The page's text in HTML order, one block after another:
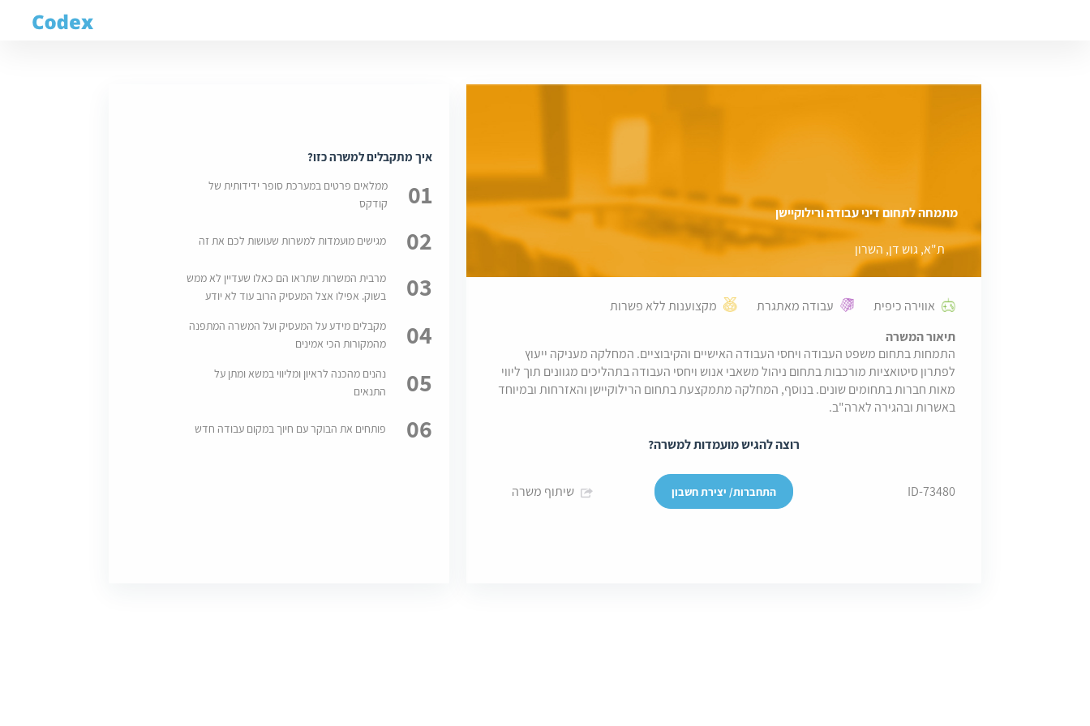
מתמחה לתחום דיני עבודה ורילוקיישן
ת"א, גוש דן, השרון
אווירה כיפית עבודה מאתגרת
מקצוענות ללא פשרות
תיאור המשרה
התמחות בתחום משפט העבודה ויחסי העבודה האישיים והקיבוציים. המחלקה מעניקה ייעוץ
לפתרון סיטואציות מורכבות בתחום ניהול משאבי אנוש ויחסי העבודה בתהליכים מגוונים תוך ליווי
מאות חברות בתחומים שונים. בנוסף, המחלקה מתמקצעת בתחום הרילוקיישן והאזרחות ובמיוחד
באשרות ובהגירה לארה"ב.
רוצה להגיש מועמדות למשרה?
73480
-ID התחברות/ יצירת חשבון שיתוף משרה
איך מתקבלים למשרה כזו?
01
ממלאים פרטים במערכת סופר ידידותית של
קודקס
02 מגישים מועמדות למשרות שעושות לכם את זה
03
מרבית המשרות שתראו הם כאלו שעדיין לא ממש
בשוק. אפילו אצל המעסיק הרוב עוד לא יודע
04
מקבלים מידע על המעסיק ועל המשרה המתפנה
מהמקורות הכי אמינים
05
נהנים מהכנה לראיון ומליווי במשא ומתן על
התנאים
06 פותחים את הבוקר עם חיוך במקום עבודה חדש